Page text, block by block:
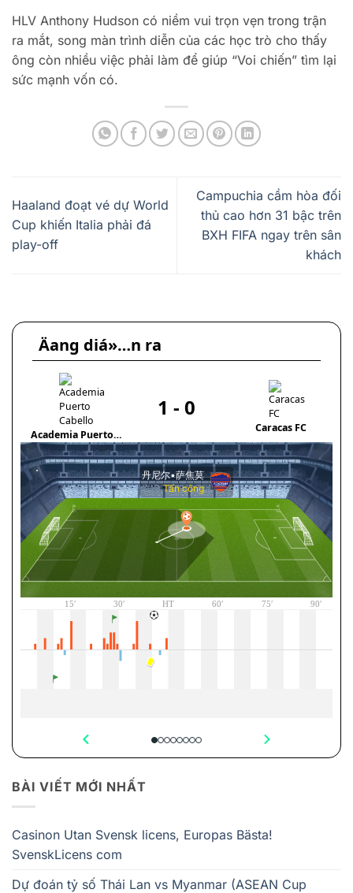
HLV Anthony Hudson có niềm vui trọn vẹn trong trận
ra mắt, song màn trình diễn của các học trò cho thấy
ông còn nhiều việc phải làm để giúp “Voi chiến” tìm lại
sức mạnh vốn có.
Haaland đoạt vé dự World
Cup khiến Italia phải đá
play-off
Campuchia cầm hòa đối
thủ cao hơn 31 bậc trên
BXH FIFA ngay trên sân
khách
Äang diá»…n ra
Academia Puerto
Cabello
1 - 0
Caracas FC
BÀI VIẾT MỚI NHẤT
Casinon Utan Svensk licens, Europas Bästa!
SvenskLicens com
Dự đoán tỷ số Thái Lan vs Myanmar (ASEAN Cup